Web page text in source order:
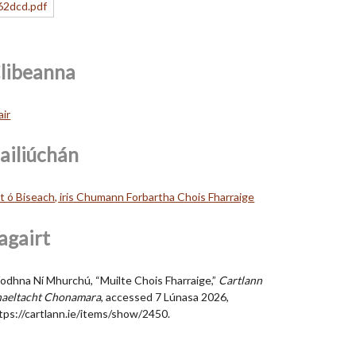
ó Biseach, iris Chumann Forbartha Chois Fharraige
Ní Mhurchú, “Muilte Chois Fharraige,” Cartlann
Chonamara, accessed 7 Lúnasa 2026,
cartlann.ie/items/show/2450.